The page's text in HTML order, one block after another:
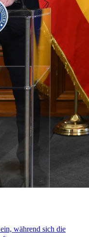
während sich die